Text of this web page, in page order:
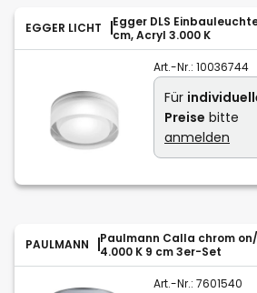
EGGER LICHT
Egger DLS
cm, Acryl 3.000 K
Art.-Nr.: 10036744
Für
Preise bitte
anmelden
PAULMANN
Paulmann Calla chrom
4.000 K 9 cm 3er-Set
Art.-Nr.: 7601540